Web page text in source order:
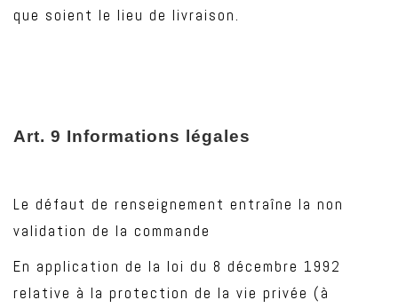
que soient le lieu de livraison.
Art. 9 Informations légales
Le défaut de renseignement entraîne la non
validation de la commande
En application de la loi du 8 décembre 1992
relative à la protection de la vie privée (à